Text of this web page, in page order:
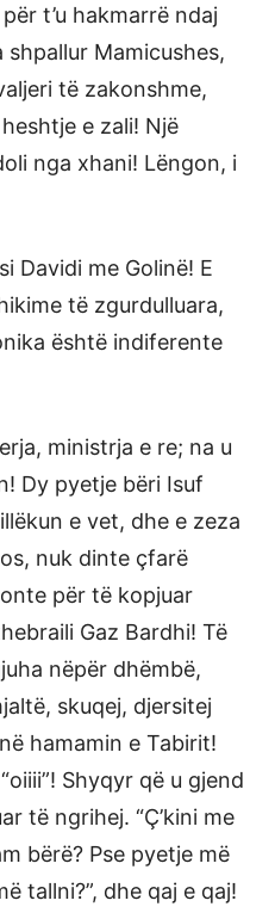
t’u hakmarrë ndaj
Mamicushes,
të zakonshme,
e zali! Një
nga xhani! Lëngon, i
Davidi me Golinë! E
të zgurdulluara,
është indiferente
ministrja e re; na u
Dy pyetje bëri Isuf
e vet, dhe e zeza
nuk dinte çfarë
për të kopjuar
Gaz Bardhi! Të
nëpër dhëmbë,
skuqej, djersitej
hamamin e Tabirit!
Shyqyr që u gjend
të ngrihej. “Ç’kini me
bërë? Pse pyetje më
tallni?”, dhe qaj e qaj!